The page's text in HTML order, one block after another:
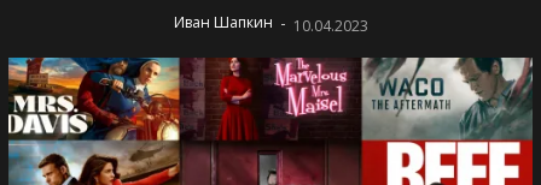
Иван Шапкин - 10.04.2023